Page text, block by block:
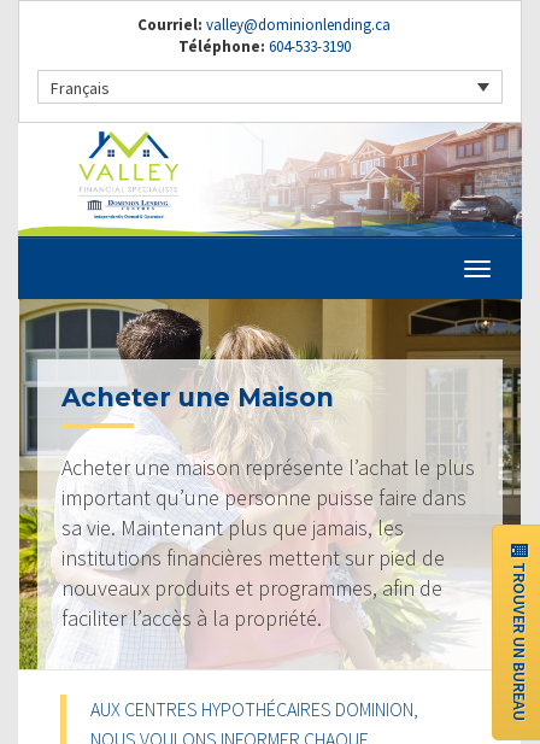
TROUVER UN BUREAU
Courriel: valley@dominionlending.ca
Téléphone: 604-533-3190
Français
Acheter une Maison
Acheter une maison représente l’achat le plus
important qu’une personne puisse faire dans
sa vie. Maintenant plus que jamais, les
institutions financières mettent sur pied de
nouveaux produits et programmes, afin de
faciliter l’accès à la propriété.
AUX CENTRES HYPOTHÉCAIRES DOMINION,
NOUS VOULONS INFORMER CHAQUE